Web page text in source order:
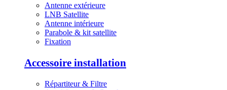
Antenne extérieure
LNB Satellite
Antenne intérieure
Parabole & kit satellite
Fixation
Accessoire installation
Répartiteur & Filtre